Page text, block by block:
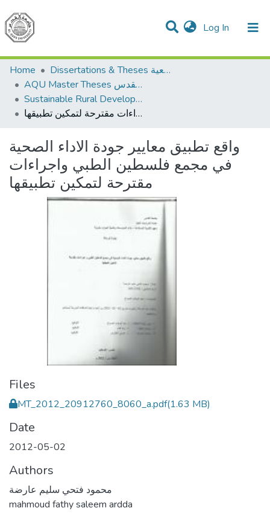
Log In (current)
Communities & Collections
All of DSpace
Home
Dissertations & Theses الرسائل الجامعية
AQU Master Theses الرسائل الجامعية الخاصة بجامعة القدس
Sustainable Rural Development التنمية الريفية المستدامة
واقع تطبيق معايير جودة الاداء الصحية في مجمع فلسطين الطبي واجراءات مقترحة لتمكين تطبيقها
واقع تطبيق معايير جودة الاداء الصحية
في مجمع فلسطين الطبي واجراءات
مقترحة لتمكين تطبيقها
Files
MT_2012_20912760_8060_a.pdf(1.63 MB)
Date
2012-05-02
Authors
محمود فتحي سليم عارضة
mahmoud fathy saleem ardda